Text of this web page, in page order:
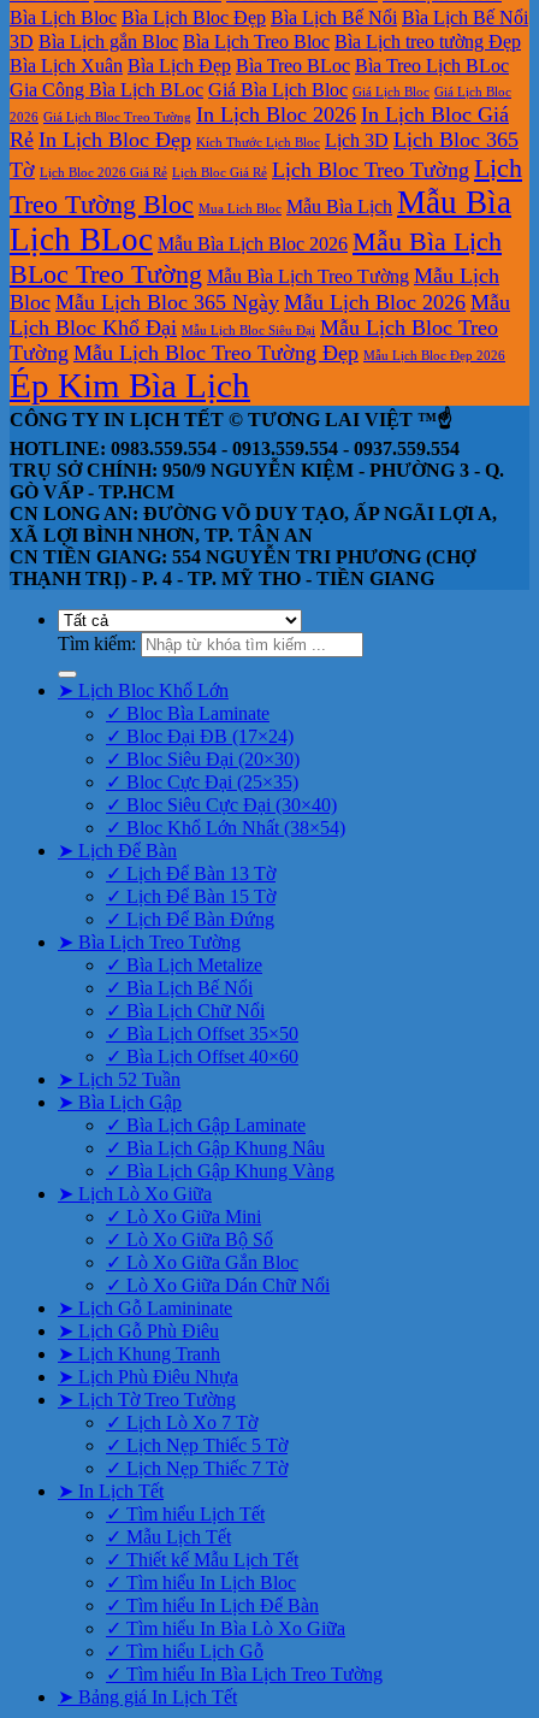
Bìa Lịch Bloc Bìa Lịch Bloc Đẹp Bìa Lịch Bế Nổi Bìa Lịch Bế Nổi
3D Bìa Lịch gắn Bloc Bìa Lịch Treo Bloc Bìa Lịch treo tường Đẹp
Bìa Lịch Xuân Bìa Lịch Đẹp Bìa Treo BLoc Bìa Treo Lịch BLoc
Gia Công Bìa Lịch BLoc Giá Bìa Lịch Bloc Giá Lịch Bloc Giá Lịch Bloc
2026 Giá Lịch Bloc Treo Tường In Lịch Bloc 2026 In Lịch Bloc Giá
Rẻ In Lịch Bloc Đẹp Kích Thước Lịch Bloc Lịch 3D Lịch Bloc 365
Tờ Lịch Bloc 2026 Giá Rẻ Lịch Bloc Giá Rẻ Lịch Bloc Treo Tường Lịch
Treo Tường Bloc Mua Lich Bloc Mẫu Bìa Lịch Mẫu Bìa
Lịch BLoc Mẫu Bìa Lịch Bloc 2026 Mẫu Bìa Lịch
BLoc Treo Tường Mẫu Bìa Lịch Treo Tường Mẫu Lịch
Bloc Mẫu Lịch Bloc 365 Ngày Mẫu Lịch Bloc 2026 Mẫu
Lịch Bloc Khổ Đại Mẫu Lịch Bloc Siêu Đại Mẫu Lịch Bloc Treo
Tường Mẫu Lịch Bloc Treo Tường Đẹp Mẫu Lịch Bloc Đẹp 2026
Ép Kim Bìa Lịch
CÔNG TY IN LỊCH TẾT © TƯƠNG LAI VIỆT ™☝️
HOTLINE: 0983.559.554 - 0913.559.554 - 0937.559.554
TRỤ SỞ CHÍNH: 950/9 NGUYỄN KIỆM - PHƯỜNG 3 - Q.
GÒ VẤP - TP.HCM
CN LONG AN: ĐƯỜNG VÕ DUY TẠO, ẤP NGÃI LỢI A,
XÃ LỢI BÌNH NHƠN, TP. TÂN AN
CN TIỀN GIANG: 554 NGUYỄN TRI PHƯƠNG (CHỢ
THẠNH TRỊ) - P. 4 - TP. MỸ THO - TIỀN GIANG
Tìm kiếm:
➤ Lịch Bloc Khổ Lớn
✓ Bloc Bìa Laminate
✓ Bloc Đại ĐB (17×24)
✓ Bloc Siêu Đại (20×30)
✓ Bloc Cực Đại (25×35)
✓ Bloc Siêu Cực Đại (30×40)
✓ Bloc Khổ Lớn Nhất (38×54)
➤ Lịch Để Bàn
✓ Lịch Để Bàn 13 Tờ
✓ Lịch Để Bàn 15 Tờ
✓ Lịch Để Bàn Đứng
➤ Bìa Lịch Treo Tường
✓ Bìa Lịch Metalize
✓ Bìa Lịch Bế Nổi
✓ Bìa Lịch Chữ Nổi
✓ Bìa Lịch Offset 35×50
✓ Bìa Lịch Offset 40×60
➤ Lịch 52 Tuần
➤ Bìa Lịch Gập
✓ Bìa Lịch Gập Laminate
✓ Bìa Lịch Gập Khung Nâu
✓ Bìa Lịch Gập Khung Vàng
➤ Lịch Lò Xo Giữa
✓ Lò Xo Giữa Mini
✓ Lò Xo Giữa Bộ Số
✓ Lò Xo Giữa Gắn Bloc
✓ Lò Xo Giữa Dán Chữ Nổi
➤ Lịch Gỗ Lamininate
➤ Lịch Gỗ Phù Điêu
➤ Lịch Khung Tranh
➤ Lịch Phù Điêu Nhựa
➤ Lịch Tờ Treo Tường
✓ Lịch Lò Xo 7 Tờ
✓ Lịch Nẹp Thiếc 5 Tờ
✓ Lịch Nẹp Thiếc 7 Tờ
➤ In Lịch Tết
✓ Tìm hiểu Lịch Tết
✓ Mẫu Lịch Tết
✓ Thiết kế Mẫu Lịch Tết
✓ Tìm hiểu In Lịch Bloc
✓ Tìm hiểu In Lịch Để Bàn
✓ Tìm hiểu In Bìa Lò Xo Giữa
✓ Tìm hiểu Lịch Gỗ
✓ Tìm hiểu In Bìa Lịch Treo Tường
➤ Bảng giá In Lịch Tết